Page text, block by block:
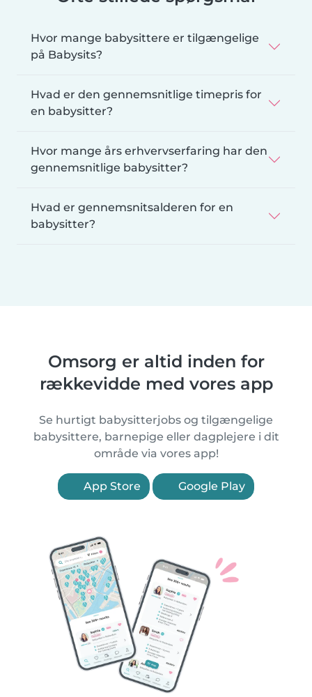
Hvor mange babysittere er tilgængelige
på Babysits?
Hvad er den gennemsnitlige timepris for
en babysitter?
Hvor mange års erhvervserfaring har den
gennemsnitlige babysitter?
Hvad er gennemsnitsalderen for en
babysitter?
Omsorg er altid inden for
rækkevidde med vores app
Se hurtigt babysitterjobs og tilgængelige
babysittere, barnepige eller dagplejere i dit
område via vores app!
App Store Google Play